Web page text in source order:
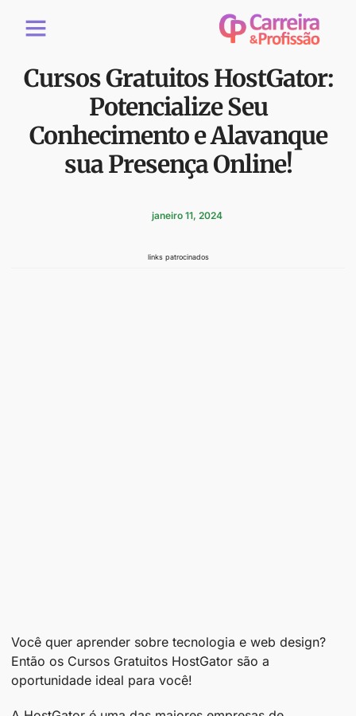
Cursos Gratuitos HostGator:
Potencialize Seu
Conhecimento e Alavanque
sua Presença Online!
janeiro 11, 2024
links patrocinados
Você quer aprender sobre tecnologia e web design?
Então os Cursos Gratuitos HostGator são a
oportunidade ideal para você!